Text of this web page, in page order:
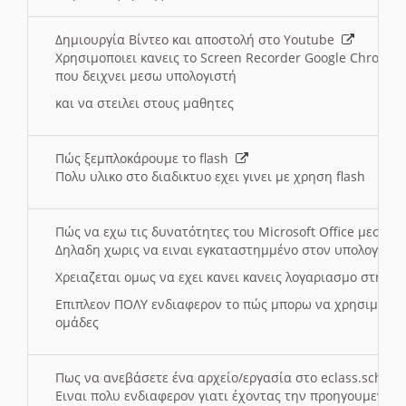
Δημιουργία Βίντεο και αποστολή στο Youtube
Χρησιμοποιει κανεις το Screen Recorder Google Chrome
που δειχνει μεσω υπολογιστή
και να στειλει στους μαθητες
Πώς ξεμπλοκάρουμε το flash
Πολυ υλικο στο διαδικτυο εχει γινει με χρηση flash
Πώς να εχω τις δυνατότητες του Microsoft Office μεσω
Δηλαδη χωρις να ειναι εγκαταστημμένο στον
Χρειαζεται ομως να εχει κανει κανεις λογαριασμο στη
Επιπλεον ΠΟΛΥ ενδιαφερον το πώς μπορω να
ομάδες
Πως να ανεβάσετε ένα αρχείο/εργασία στο eclass.sch.gr
Ειναι πολυ ενδιαφερον γιατι έχοντας την